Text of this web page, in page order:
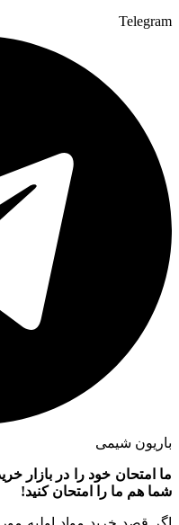
Telegram
باریون شیمی
ما امتحان خود را در بازار
شما هم ما را امتحان کنید!